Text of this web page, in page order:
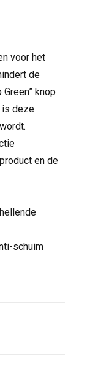
voor het
de
knop
is deze
en de
schuim